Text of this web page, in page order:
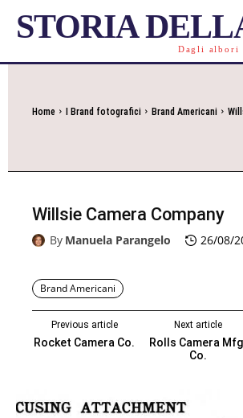
STORIA
Dagli albori
Home I Brand fotografici Brand Americani
Willsie Camera Company
By Manuela Parangelo 26/08/
Brand Americani
Previous article
Rocket Camera Co.
Next article
Rolls Camera
Co.